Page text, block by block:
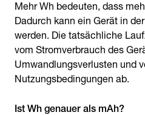
Mehr Wh bedeuten, dass
Dadurch kann ein Gerät in
werden. Die tatsächliche
vom Stromverbrauch des
Umwandlungsverlusten und
Nutzungsbedingungen ab.
Ist Wh genauer als mAh?